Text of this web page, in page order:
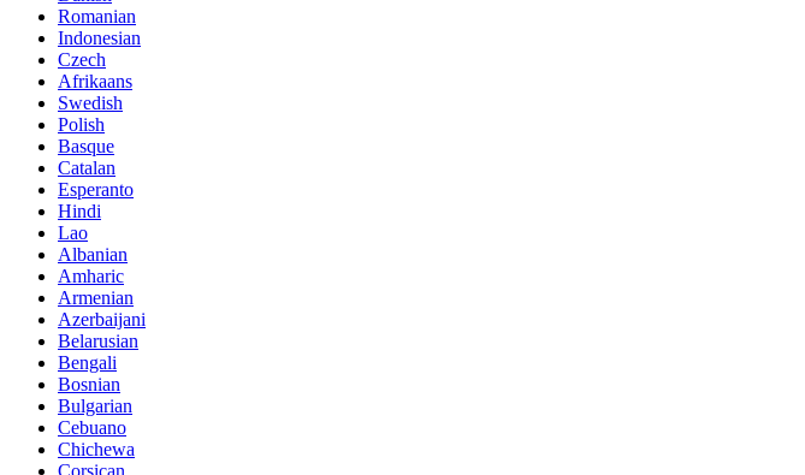
Romanian
Indonesian
Czech
Afrikaans
Swedish
Polish
Basque
Catalan
Esperanto
Hindi
Lao
Albanian
Amharic
Armenian
Azerbaijani
Belarusian
Bengali
Bosnian
Bulgarian
Cebuano
Chichewa
Corsican